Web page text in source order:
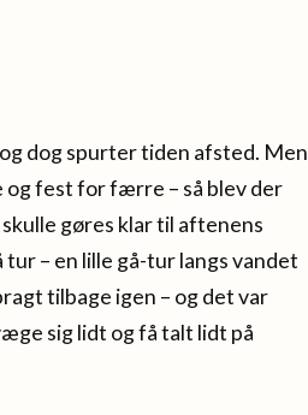
dog spurter tiden afsted. Men
og fest for færre – så blev der
gøres klar til aftenens
– en lille gå-tur langs vandet
tilbage igen – og det var
sig lidt og få talt lidt på